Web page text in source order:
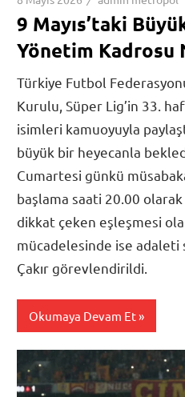
9 Mayıs’taki
Yönetim Kadrosu
Türkiye Futbol
Kurulu, Süper Lig’in 33.
isimleri kamuoyuyla
büyük bir heyecanla
Cumartesi günkü
başlama saati 20.00
dikkat çeken eşleşmesi
mücadelesinde ise adaleti
Çakır görevlendirildi.
Okumaya Devam Et